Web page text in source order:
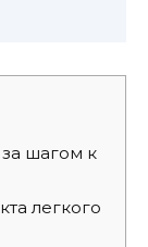
шагом к
легкого